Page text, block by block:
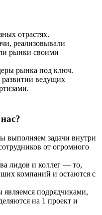
отрастях.
реализовывали
рынки своими
рынка под ключ.
развитии ведущих
выполняем задачи внутри
от огромного
лидов и коллег — то,
компаний и остаются с
подрядчиками,
на 1 проект и